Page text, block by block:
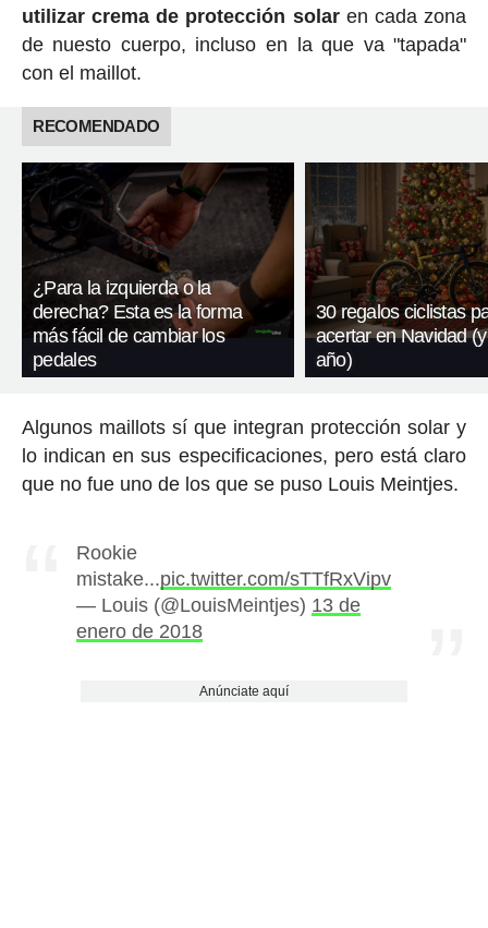
utilizar crema de protección solaren cada zona
de nuesto cuerpo, incluso en la que va "tapada"
con el maillot.
RECOMENDADO
¿Para la izquierda o la
derecha? Esta es la forma
más fácil de cambiar los
pedales
30 regalos ciclistas
acertar en Navidad
año)
Algunos maillots sí que integran protección solar y
lo indican en sus especificaciones, pero está claro
que no fue uno de los que se puso Louis Meintjes.
Rookie
mistake...pic.twitter.com/sTTfRxVipv
— Louis (@LouisMeintjes) 13 de
enero de 2018
Anúnciate aquí